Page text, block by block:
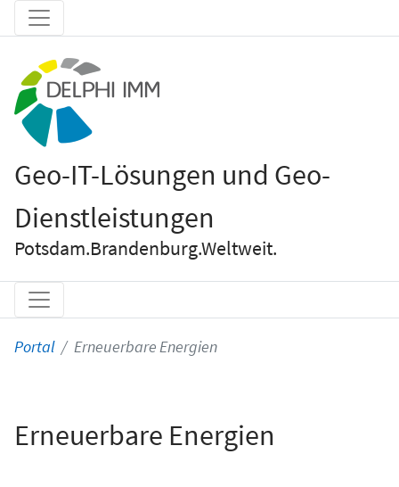
Geo-IT-Lösungen und Geo-
Dienstleistungen
Potsdam.Brandenburg.Weltweit.
Portal Erneuerbare Energien
Erneuerbare Energien